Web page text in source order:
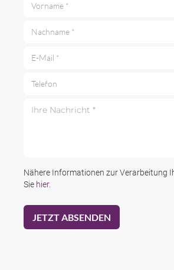
Nähere Informationen zur Verarbeitung
Sie hier.